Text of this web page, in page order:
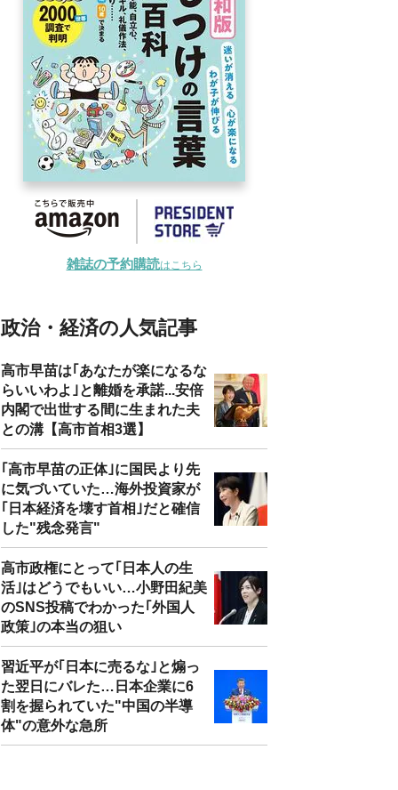
雑誌の予約購読はこちら
政治・経済の人気記事
高市早苗は｢あなたが楽になるな
らいいわよ｣と離婚を承諾...安倍
内閣で出世する間に生まれた夫
との溝【高市首相3選】
｢高市早苗の正体｣に国民より先
に気づいていた…海外投資家が
｢日本経済を壊す首相｣だと確信
した"残念発言"
高市政権にとって｢日本人の生
活｣はどうでもいい…小野田紀美
のSNS投稿でわかった｢外国人
政策｣の本当の狙い
習近平が｢日本に売るな｣と煽っ
た翌日にバレた…日本企業に6
割を握られていた"中国の半導
体"の意外な急所